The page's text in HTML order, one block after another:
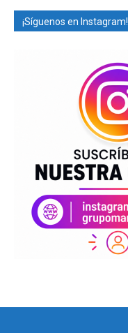
¡Síguenos en Instagram!